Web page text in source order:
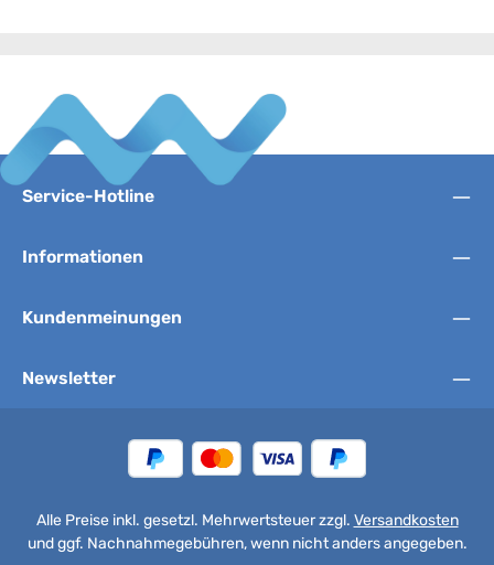
Service-Hotline
Informationen
Kundenmeinungen
Newsletter
Alle Preise inkl. gesetzl. Mehrwertsteuer zzgl. Versandkosten
und ggf. Nachnahmegebühren, wenn nicht anders angegeben.